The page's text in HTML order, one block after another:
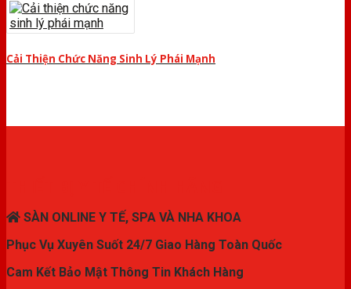
Cải Thiện Chức Năng Sinh Lý Phái Mạnh
SÀN ONLINE Y TẾ, SPA VÀ NHA KHOA
Phục Vụ Xuyên Suốt 24/7 Giao Hàng Toàn Quốc
Cam Kết Bảo Mật Thông Tin Khách Hàng